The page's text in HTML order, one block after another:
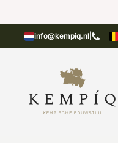
info@kempiq.nl
in Kesteren